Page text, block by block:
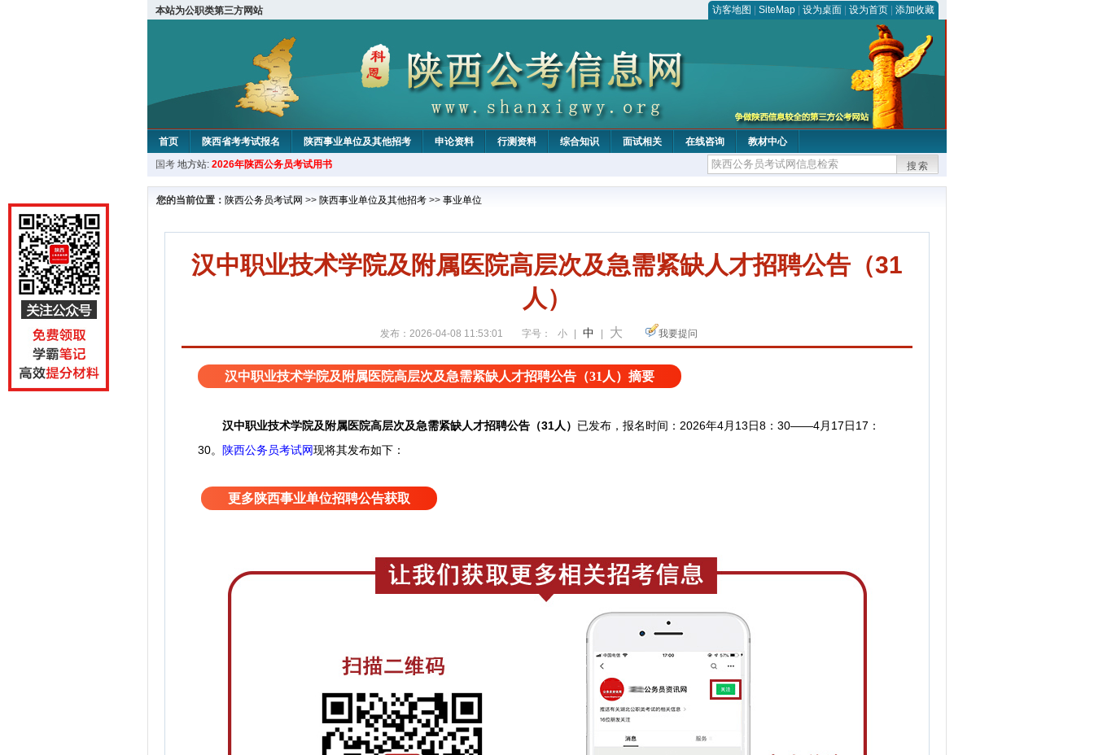
本站为公职类第三方网站 访客地图 SiteMap 设为桌面 设为首页 添加收藏
首页 陕西省考考试报名 陕西事业单位及其他招考 申论资料 行测资料 综合知识 面试相关 在线咨询
教材中心
国考 地方站: 2026年陕西公务员考试用书 搜索
您的当前位置： 陕西公务员考试网 >> 陕西事业单位及其他招考 >> 事业单位
汉中职业技术学院及附属医院高层次及急需紧缺人才招聘公告（31
人）
发布：2026-04-08 11:53:01 字号： 小 中 大 我要提问
汉中职业技术学院及附属医院高层次及急需紧缺人才招聘公告（31人）摘要
汉中职业技术学院及附属医院高层次及急需紧缺人才招聘公告（31人） 已发布，报名时间：2026年4月13日8：30——4月17日17：
30。
陕西公务员考试网现将其发布如下：
更多陕西事业单位招聘公告获取